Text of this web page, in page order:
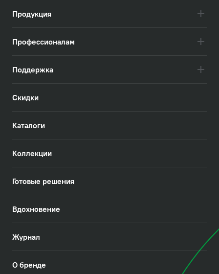
Продукция
Профессионалам
Поддержка
Скидки
Каталоги
Коллекции
Готовые решения
Вдохновение
Журнал
О бренде